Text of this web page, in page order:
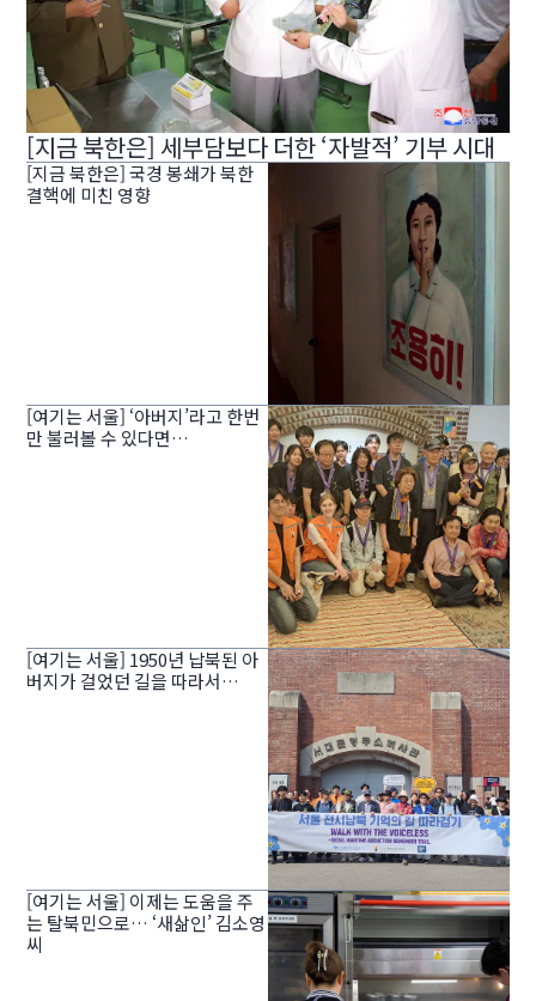
[지금 북한은] 세부담보다 더한 ‘자발적’ 기부 시대
[지금 북한은] 국경 봉쇄가 북한
결핵에 미친 영향
[여기는 서울] ‘아버지’라고 한번
만 불러볼 수 있다면…
[여기는 서울] 1950년 납북된 아
버지가 걸었던 길을 따라서…
[여기는 서울] 이제는 도움을 주
는 탈북민으로… ‘새삶인’ 김소영
씨